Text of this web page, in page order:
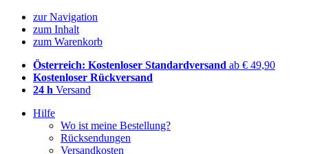
zur Navigation
zum Inhalt
zum Warenkorb
Österreich: Kostenloser Standardversand ab € 49,90
Kostenloser Rückversand
24 h Versand
Hilfe
Wo ist meine Bestellung?
Rücksendungen
Versandkosten